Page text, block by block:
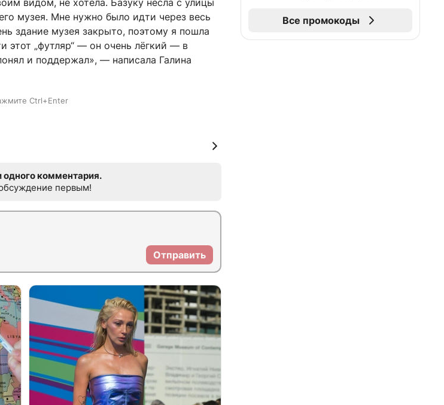
видом, не хотела. Базуку несла с улицы
музея. Мне нужно было идти через весь
здание музея закрыто, поэтому я пошла
этот „футляр“ — он очень лёгкий — в
и поддержал», — написала Галина
Ctrl+Enter
одного комментария.
первым!
Отправить
Все промокоды